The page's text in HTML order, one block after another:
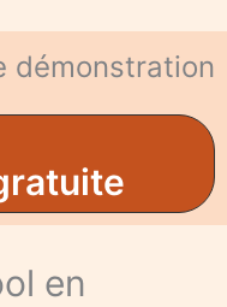
démonstration
en